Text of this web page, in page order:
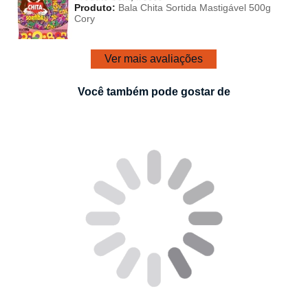
Produto: Bala Chita Sortida Mastigável 500g
Cory
Ver mais avaliações
Você também pode gostar de